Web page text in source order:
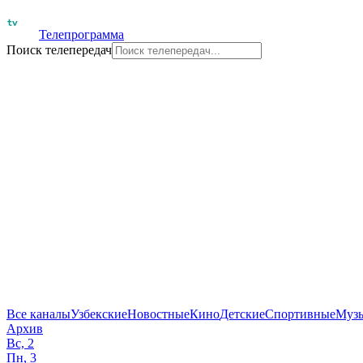
Телепрограмма
Поиск телепередач
Все каналыУзбекскиеНовостныеКиноДетскиеСпортивные
Архив
Вс, 2
Пн, 3